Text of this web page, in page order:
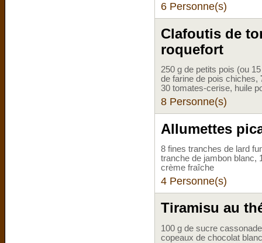
6 Personne(s)
Clafoutis de
roquefort
250 g de petits pois (ou
de farine de pois chiches,
30 tomates-cerise, huile
8 Personne(s)
Allumettes
8 fines tranches de lard
tranche de jambon blanc,
crème fraîche
4 Personne(s)
Tiramisu au
100 g de sucre
copeaux de chocolat